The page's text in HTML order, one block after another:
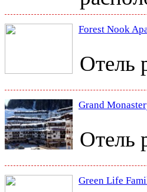
Forest Nook
Отель
Grand
Отель
Green Life